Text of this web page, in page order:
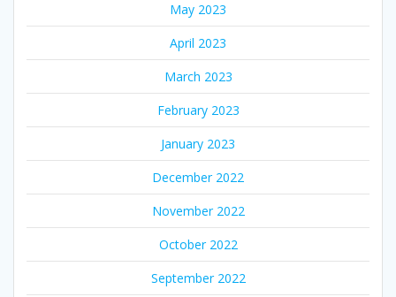
May 2023
April 2023
March 2023
February 2023
January 2023
December 2022
November 2022
October 2022
September 2022